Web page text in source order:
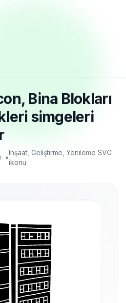
Bina Blokları
simgeleri
•
Inşaat, Geliştirme, Yenileme SVG
ikonu